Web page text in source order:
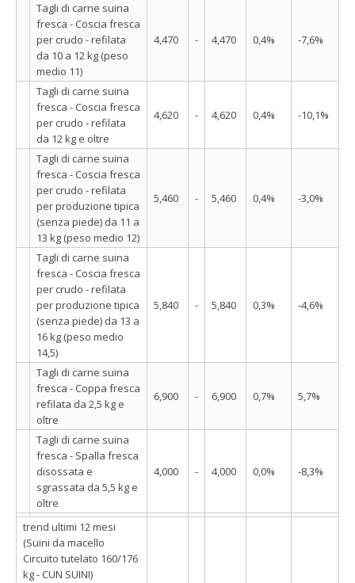
Tagli di carne suina
fresca - Coscia fresca
per crudo - refilata
da 10 a 12 kg (peso
medio 11)
4,470 - 4,470 0,4% -7,6%
Tagli di carne suina
fresca - Coscia fresca
per crudo - refilata
da 12 kg e oltre
4,620 - 4,620 0,4% -10,1%
Tagli di carne suina
fresca - Coscia fresca
per crudo - refilata
per produzione tipica
(senza piede) da 11 a
13 kg (peso medio 12)
5,460 - 5,460 0,4% -3,0%
Tagli di carne suina
fresca - Coscia fresca
per crudo - refilata
per produzione tipica
(senza piede) da 13 a
16 kg (peso medio
14,5)
5,840 - 5,840 0,3% -4,6%
Tagli di carne suina
fresca - Coppa fresca
refilata da 2,5 kg e
oltre
6,900 - 6,900 0,7% 5,7%
Tagli di carne suina
fresca - Spalla fresca
disossata e
sgrassata da 5,5 kg e
oltre
4,000 - 4,000 0,0% -8,3%
trend ultimi 12 mesi
(Suini da macello
Circuito tutelato 160/176
kg - CUN SUINI)